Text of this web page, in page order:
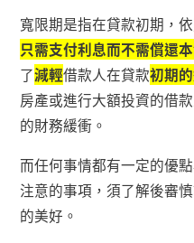
寬限期是指在貸款初期，
只需支付利息而不需償還
了減輕借款人在貸款初期
房產或進行大額投資的借
的財務緩衝。
而任何事情都有一定的優
注意的事項，須了解後審
的美好。